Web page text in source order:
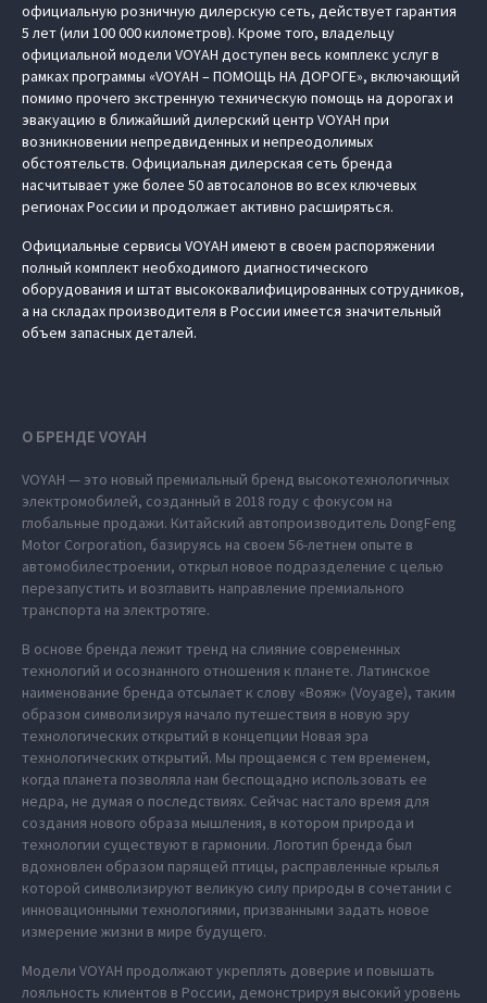
официальную розничную дилерскую сеть, действует гарантия
5 лет (или 100 000 километров). Кроме того, владельцу
официальной модели VOYAH доступен весь комплекс услуг в
рамках программы «VOYAH – ПОМОЩЬ НА ДОРОГЕ», включающий
помимо прочего экстренную техническую помощь на дорогах и
эвакуацию в ближайший дилерский центр VOYAH при
возникновении непредвиденных и непреодолимых
обстоятельств. Официальная дилерская сеть бренда
насчитывает уже более 50 автосалонов во всех ключевых
регионах России и продолжает активно расширяться.
Официальные сервисы VOYAH имеют в своем распоряжении
полный комплект необходимого диагностического
оборудования и штат высококвалифицированных сотрудников,
а на складах производителя в России имеется значительный
объем запасных деталей.
О БРЕНДЕ VOYAH
VOYAH — это новый премиальный бренд высокотехнологичных
электромобилей, созданный в 2018 году с фокусом на
глобальные продажи. Китайский автопроизводитель DongFeng
Motor Corporation, базируясь на своем 56-летнем опыте в
автомобилестроении, открыл новое подразделение с целью
перезапустить и возглавить направление премиального
транспорта на электротяге.
В основе бренда лежит тренд на слияние современных
технологий и осознанного отношения к планете. Латинское
наименование бренда отсылает к слову «Вояж» (Voyage), таким
образом символизируя начало путешествия в новую эру
технологических открытий в концепции Новая эра
технологических открытий. Мы прощаемся с тем временем,
когда планета позволяла нам беспощадно использовать ее
недра, не думая о последствиях. Сейчас настало время для
создания нового образа мышления, в котором природа и
технологии существуют в гармонии. Логотип бренда был
вдохновлен образом парящей птицы, расправленные крылья
которой символизируют великую силу природы в сочетании с
инновационными технологиями, призванными задать новое
измерение жизни в мире будущего.
Модели VOYAH продолжают укреплять доверие и повышать
лояльность клиентов в России, демонстрируя высокий уровень